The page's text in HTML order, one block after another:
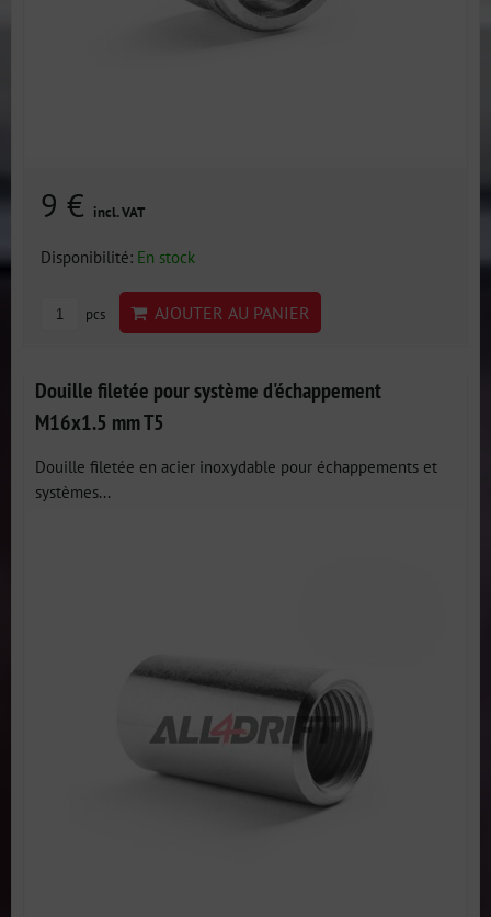
9 € incl. VAT
Disponibilité: En stock
pcs AJOUTER AU PANIER
Douille filetée pour système d'échappement
M16x1.5 mm T5
Douille filetée en acier inoxydable pour échappements et
systèmes...